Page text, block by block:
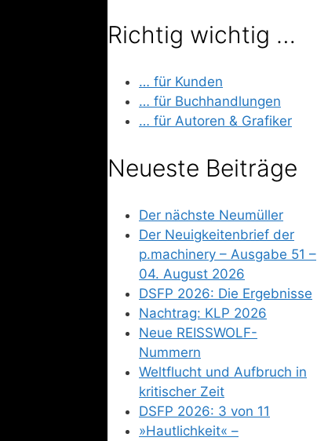
Richtig wichtig …
… für Kunden
… für Buchhandlungen
… für Autoren & Grafiker
Neueste Beiträge
Der nächste Neumüller
Der Neuigkeitenbrief der
p.machinery – Ausgabe 51 –
04. August 2026
DSFP 2026: Die Ergebnisse
Nachtrag: KLP 2026
Neue REISSWOLF-
Nummern
Weltflucht und Aufbruch in
kritischer Zeit
DSFP 2026: 3 von 11
»Hautlichkeit« –